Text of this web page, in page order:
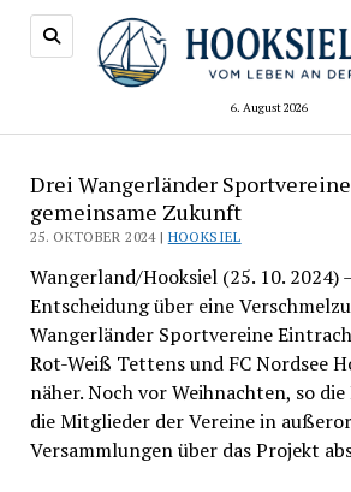
6. August 2026
Drei Wangerländer
gemeinsame Zukunft
25. OKTOBER 2024 | HOOKSIEL
Wangerland/Hooksiel (25. 10. 2024)
Entscheidung über eine
Wangerländer Sportvereine
Rot-Weiß Tettens und FC Nordsee
näher. Noch vor Weihnachten, so
die Mitglieder der Vereine in
Versammlungen über das Projekt